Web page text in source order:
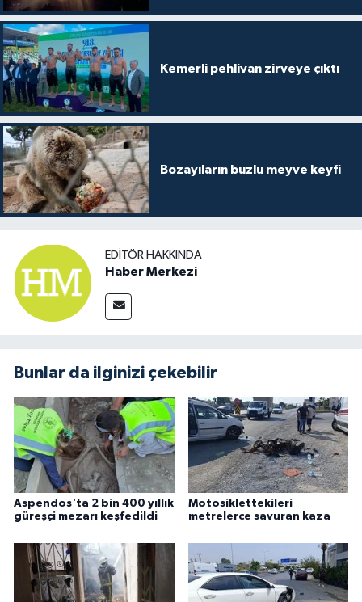
Kemerli pehlivan zirveye çıktı
Bozayıların buzlu meyve keyfi
EDITÖR HAKKINDA
Haber Merkezi
Bunlar da ilginizi çekebilir
Aspendos'ta 2 bin 400 yıllık
güreşçi mezarı keşfedildi
Motosiklettekileri
metrelerce savuran kaza